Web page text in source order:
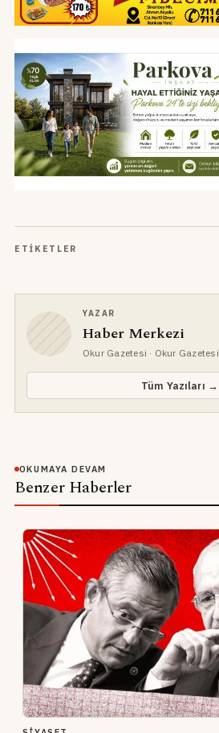
ETIKETLER
YAZAR
Haber Merkezi
Okur Gazetesi · Okur Gazetesi
Tüm Yazıları →
OKUMAYA DEVAM
Benzer Haberler